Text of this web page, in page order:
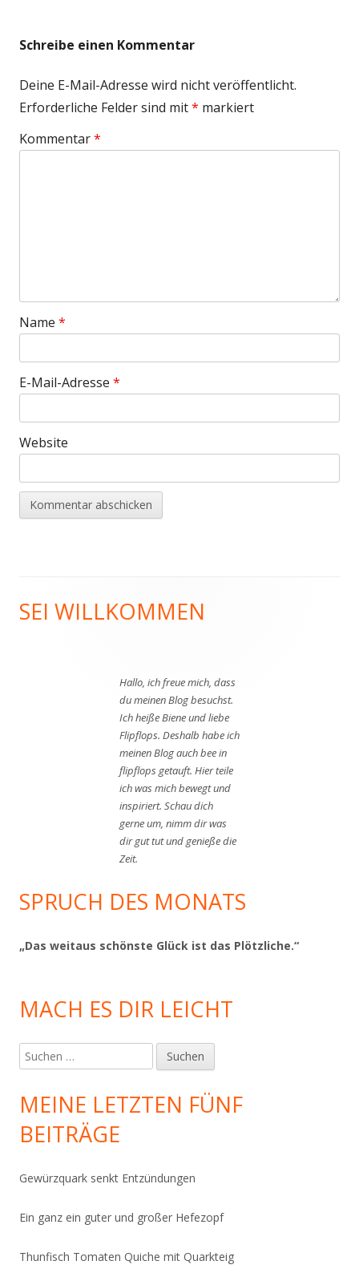
Schreibe einen Kommentar
Deine E-Mail-Adresse wird nicht veröffentlicht.
Erforderliche Felder sind mit* markiert
Kommentar*
Name *
E-Mail-Adresse *
Website
Haupt-
SEI WILLKOMMEN
Hallo, ich freue mich, dass
du meinen Blog besuchst.
Ich heiße Biene und liebe
Flipflops. Deshalb habe ich
meinen Blog auch bee in
flipflops getauft. Hier teile
ich was mich bewegt und
inspiriert. Schau dich
gerne um, nimm dir was
dir gut tut und genieße die
Zeit.
SPRUCH DES MONATS
„Das weitaus schönste Glück ist das Plötzliche.“
MACH ES DIR LEICHT
Suchen
nach:
MEINE LETZTEN FÜNF
BEITRÄGE
Gewürzquark senkt Entzündungen
Ein ganz ein guter und großer Hefezopf
Thunfisch Tomaten Quiche mit Quarkteig